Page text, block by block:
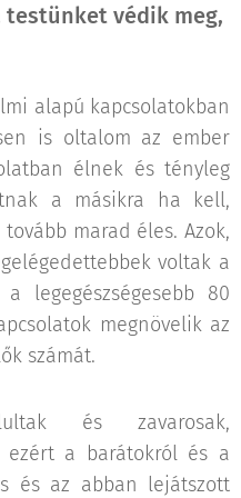
védik meg,
alapú kapcsolatokban
is oltalom az ember
élnek és tényleg
a másikra ha kell,
marad éles. Azok,
voltak a
legegészségesebb 80
megnövelik az
számát.
és zavarosak,
ezért a barátokról és a
és az abban lejátszott